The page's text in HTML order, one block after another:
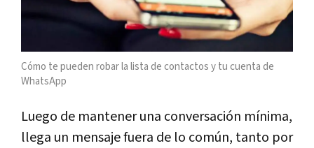
Cómo te pueden robar la lista de contactos y tu cuenta de
WhatsApp
Luego de mantener una conversación mínima,
llega un mensaje fuera de lo común, tanto por